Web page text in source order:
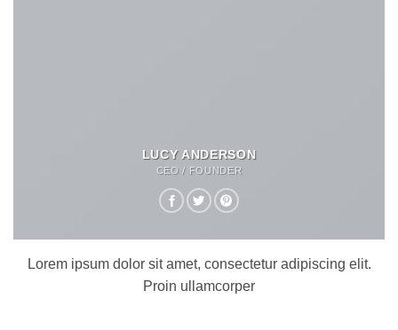
LUCY ANDERSON
CEO / FOUNDER
Lorem ipsum dolor sit amet, consectetur adipiscing elit.
Proin ullamcorper